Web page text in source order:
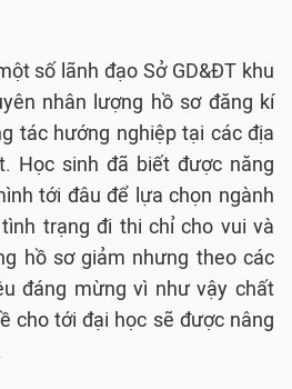
số lãnh đạo Sở GD&ĐT khu
nhân lượng hồ sơ đăng kí
tác hướng nghiệp tại các địa
Học sinh đã biết được năng
tới đâu để lựa chọn ngành
trạng đi thi chỉ cho vui và
hồ sơ giảm nhưng theo các
đáng mừng vì như vậy chất
cho tới đại học sẽ được nâng